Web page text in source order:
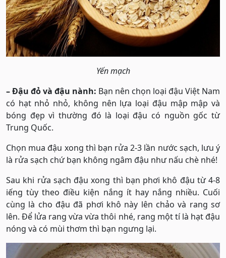
Yến mạch
– Đậu đỏ và đậu nành: Bạn nên chọn loại đậu Việt Nam
có hạt nhỏ nhỏ, không nên lựa loại đậu mập mập và
bóng đẹp vì thường đó là loại đậu có nguồn gốc từ
Trung Quốc.
Chọn mua đậu xong thì bạn rửa 2-3 lần nước sạch, lưu ý
là rửa sạch chứ bạn không ngâm đậu như nấu chè nhé!
Sau khi rửa sạch đậu xong thì bạn phơi khô đậu từ 4-8
iếng tùy theo điều kiện nắng ít hay nắng nhiều. Cuối
cùng là cho đậu đã phơi khô này lên chảo và rang sơ
lên. Để lửa rang vừa vừa thôi nhé, rang một tí là hạt đậu
nóng và có mùi thơm thì bạn ngưng lại.